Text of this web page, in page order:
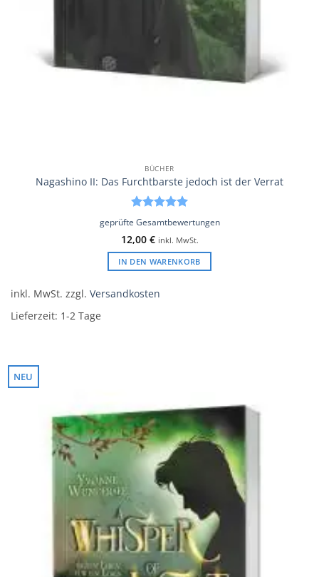
BÜCHER
Nagashino II: Das Furchtbarste jedoch ist der Verrat
Bewertet
5
geprüfte Gesamtbewertungen
12,00 € inkl. MwSt.
IN DEN WARENKORB
inkl. MwSt. zzgl. Versandkosten
Lieferzeit: 1-2 Tage
NEU